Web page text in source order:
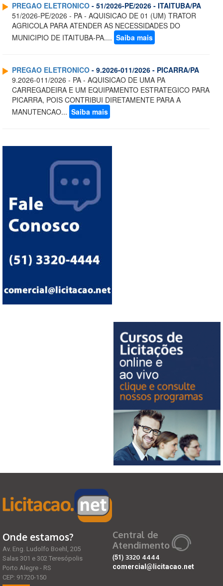
PREGAO ELETRONICO - 51/2026-PE/2026 - ITAITUBA/PA
51/2026-PE/2026 - PA - AQUISICAO DE 01 (UM) TRATOR
AGRICOLA PARA ATENDER AS NECESSIDADES DO
MUNICIPIO DE ITAITUBA-PA.... Saiba mais
PREGAO ELETRONICO - 9.2026-011/2026 - PICARRA/PA
9.2026-011/2026 - PA - AQUISICAO DE UMA PA
CARREGADEIRA E UM EQUIPAMENTO ESTRATEGICO PARA
PICARRA, POIS CONTRIBUI DIRETAMENTE PARA A
MANUTENCAO... Saiba mais
Onde estamos?
Av. Eng. Ludolfo Boehl, 205
Salas 301 e 302 Teresópolis
Porto Alegre - RS
CEP: 91720-150
Central de
Atendimento
(51) 3320 4444
comercial@licitacao.net